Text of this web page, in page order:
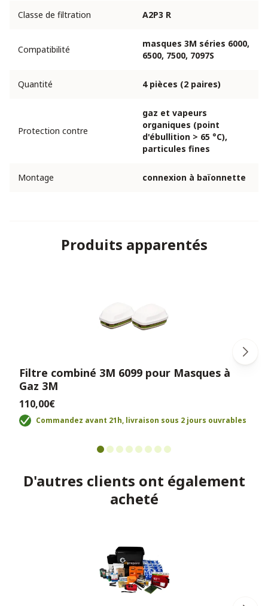
Classe de filtration A2P3 R
Compatibilité
masques 3M séries 6000,
6500, 7500, 7097S
Quantité 4 pièces (2 paires)
Protection contre
gaz et vapeurs
organiques (point
d'ébullition > 65 °C),
particules fines
Montage connexion à baïonnette
Produits apparentés
Filtre combiné 3M 6099 pour Masques à
Gaz 3M
110,00€
Commandez avant 21h, livraison sous 2 jours ouvrables
D'autres clients ont également
acheté